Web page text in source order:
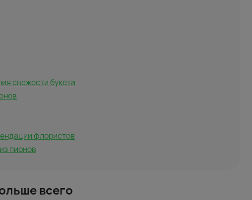
свежести букета
флористов
пионов
всего